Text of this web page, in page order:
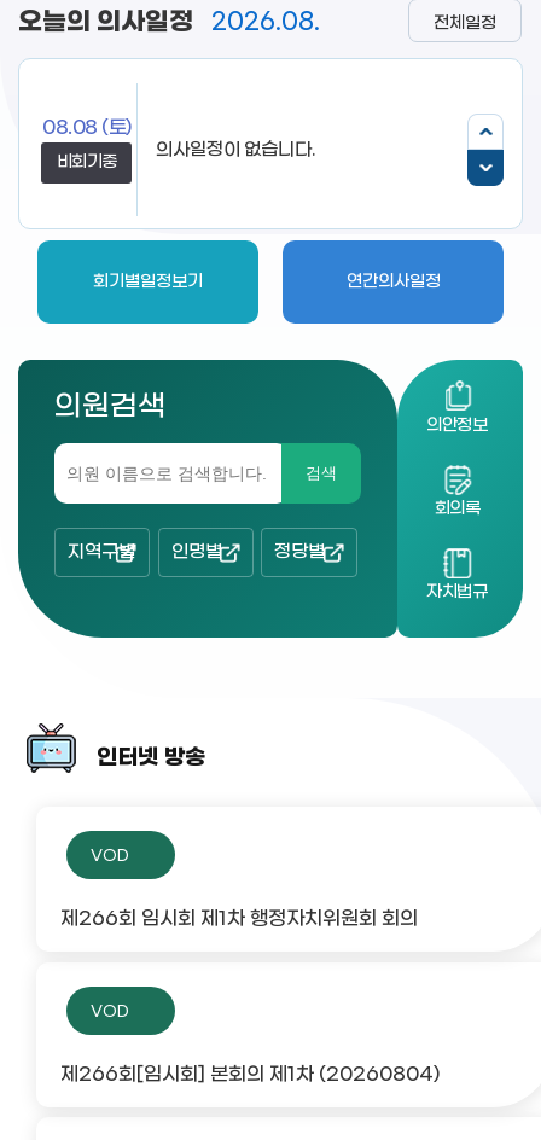
오늘의 의사일정 2026.08.
08.08 (토)
비회기중
의사일정이 없습니다.
회기별일정보기 연간의사일정
전체일정
의원검색
검색
지역구별 인명별 정당별
의안정보
회의록
자치법규
인터넷 방송
VOD
제266회 임시회 제1차 행정자치위원회 회의
VOD
제266회[임시회] 본회의 제1차 (20260804)